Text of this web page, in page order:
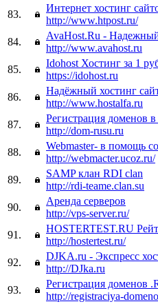
83.
Интернет хостинг
http://www.htpost.ru/
84.
AvaHost.Ru -
http://www.avahost.ru
85.
Idohost Хостинг за 1
https://idohost.ru
86.
Надёжный хостинг
http://www.hostalfa.ru
87.
Регистрация доменов в
http://dom-rusu.ru
88.
Webmaster- в помощь
http://webmacter.ucoz.ru/
89.
SAMP клан RDI clan
http://rdi-teame.clan.su
90.
Аренда серверов
http://vps-server.ru/
91.
HOSTERTEST.RU
http://hostertest.ru/
92.
DJKA.ru - Экспресс
http://DJka.ru
93.
Регистрация доменов
http://registraciya-